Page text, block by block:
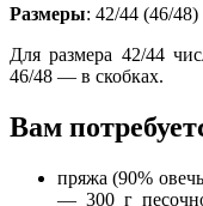
Размеры: 42/44 (46/48)
Для размера 42/44
46/48 — в скобках.
Вам
пряжа (90%
— 300 г